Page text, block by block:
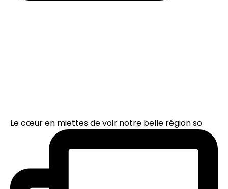
Le cœur en miettes de voir notre belle région so